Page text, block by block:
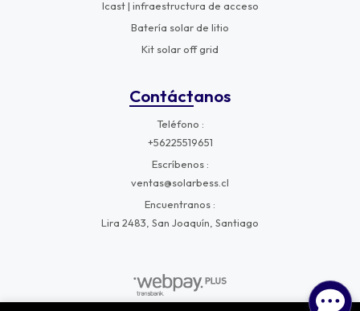
Icast | infraestructura de acceso
Batería solar de litio
Kit solar off grid
Contáctanos
Teléfono
+56225519651
Escríbenos
ventas@solarbess.cl
Encuentranos
Lira 2483, San Joaquín, Santiago